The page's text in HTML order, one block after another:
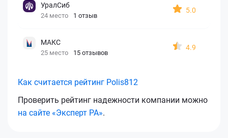
УралСиб
24 место 1 отзыв
5.0
МАКС
25 место 15 отзывов
4.9
Как считается рейтинг Polis812
Проверить рейтинг надежности компании можно
на сайте «Эксперт РА».